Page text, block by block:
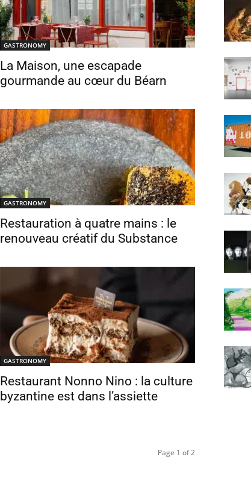
GASTRONOMY
La Maison, une escapade
gourmande au cœur du Béarn
GASTRONOMY
Restauration à quatre mains : le
renouveau créatif du Substance
GASTRONOMY
Restaurant Nonno Nino : la culture
byzantine est dans l’assiette
Page 1 of 2